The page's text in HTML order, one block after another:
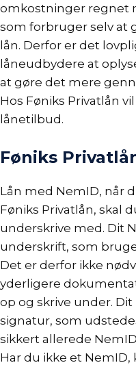
omkostninger regnet
som forbruger selv at
lån. Derfor er det
låneudbydere at
at gøre det mere
Hos Føniks Privatlån
lånetilbud.
Føniks
Lån med NemID, når
Føniks Privatlån, skal
underskrive med. Dit
underskrift, som
Det er derfor ikke
yderligere
op og skrive under.
signatur, som
sikkert allerede
Har du ikke et